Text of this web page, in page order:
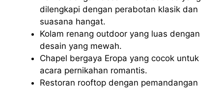
dilengkapi dengan perabotan klasik dan
suasana hangat.
Kolam renang outdoor yang luas dengan
desain yang mewah.
Chapel bergaya Eropa yang cocok untuk
acara pernikahan romantis.
Restoran rooftop dengan pemandangan